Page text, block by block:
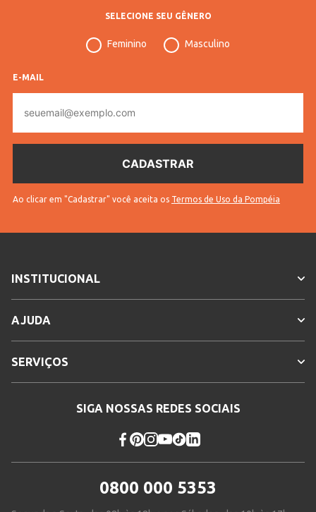
SELECIONE SEU GÊNERO
Feminino Masculino
E-MAIL
mail
Ao clicar em "Cadastrar" você aceita os Termos de Uso da Pompéia
INSTITUCIONAL
AJUDA
SERVIÇOS
SIGA NOSSAS REDES SOCIAIS
0800 000 5353